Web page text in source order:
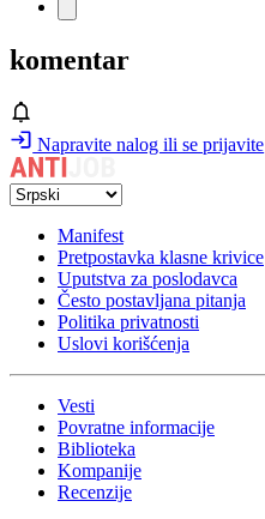
komentar
Napravite nalog ili se prijavite
Manifest
Pretpostavka klasne krivice
Uputstva za poslodavca
Često postavljana pitanja
Politika privatnosti
Uslovi korišćenja
Vesti
Povratne informacije
Biblioteka
Kompanije
Recenzije